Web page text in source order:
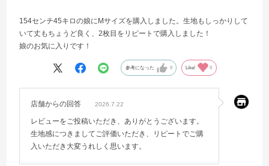
154センチ45キロの娘にMサイズを購入しました。生地もしっかりして
いて丈もちょうど良く、2枚目をリピートで購入しました！
娘のお気に入りです！
参考になった 0 Like! 0
店舗からの回答 2026.7.22
レビューをご投稿いただき、ありがとうございます。
生地感につきましてご評価いただき、リピートでご購
入いただき大変うれしく思います。